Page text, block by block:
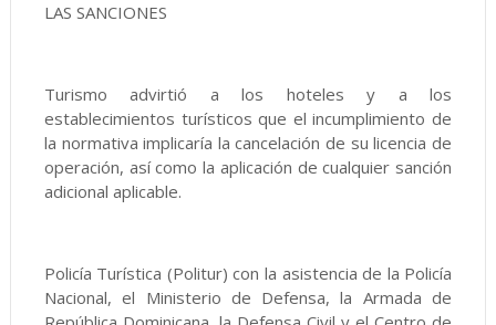
LAS SANCIONES
Turismo advirtió a los hoteles y a los
establecimientos turísticos que el incumplimiento de
la normativa implicaría la cancelación de su licencia de
operación, así como la aplicación de cualquier sanción
adicional aplicable.
Policía Turística (Politur) con la asistencia de la Policía
Nacional, el Ministerio de Defensa, la Armada de